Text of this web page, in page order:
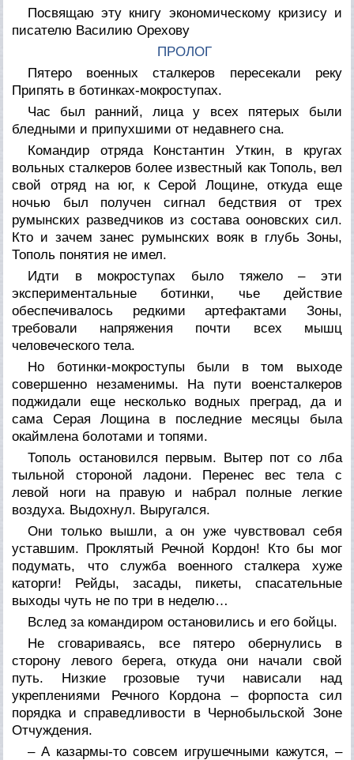
Посвящаю эту книгу экономическому кризису и
писателю Василию Орехову
ПРОЛОГ
Пятеро военных сталкеров пересекали реку
Припять в ботинках-мокроступах.
Час был ранний, лица у всех пятерых были
бледными и припухшими от недавнего сна.
Командир отряда Константин Уткин, в кругах
вольных сталкеров более известный как Тополь, вел
свой отряд на юг, к Серой Лощине, откуда еще
ночью был получен сигнал бедствия от трех
румынских разведчиков из состава ооновских сил.
Кто и зачем занес румынских вояк в глубь Зоны,
Тополь понятия не имел.
Идти в мокроступах было тяжело – эти
экспериментальные ботинки, чье действие
обеспечивалось редкими артефактами Зоны,
требовали напряжения почти всех мышц
человеческого тела.
Но ботинки-мокроступы были в том выходе
совершенно незаменимы. На пути военсталкеров
поджидали еще несколько водных преград, да и
сама Серая Лощина в последние месяцы была
окаймлена болотами и топями.
Тополь остановился первым. Вытер пот со лба
тыльной стороной ладони. Перенес вес тела с
левой ноги на правую и набрал полные легкие
воздуха. Выдохнул. Выругался.
Они только вышли, а он уже чувствовал себя
уставшим. Проклятый Речной Кордон! Кто бы мог
подумать, что служба военного сталкера хуже
каторги! Рейды, засады, пикеты, спасательные
выходы чуть не по три в неделю…
Вслед за командиром остановились и его бойцы.
Не сговариваясь, все пятеро обернулись в
сторону левого берега, откуда они начали свой
путь. Низкие грозовые тучи нависали над
укреплениями Речного Кордона – форпоста сил
порядка и справедливости в Чернобыльской Зоне
Отчуждения.
– А казармы-то совсем игрушечными кажутся, –